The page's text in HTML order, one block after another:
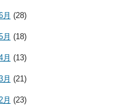
月 (28)
月 (18)
月 (13)
月 (21)
月 (23)